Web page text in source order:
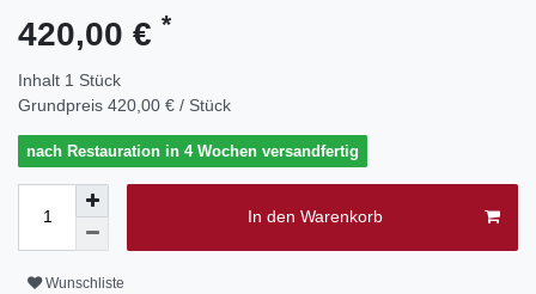
420,00 € *
Inhalt 1 Stück
Grundpreis 420,00 € / Stück
nach Restauration in 4 Wochen versandfertig
In den Warenkorb
Wunschliste